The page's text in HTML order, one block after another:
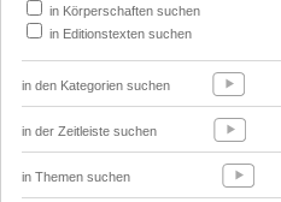
in Körperschaften suchen
in Editionstexten suchen
in den Kategorien suchen
in der Zeitleiste suchen
in Themen suchen